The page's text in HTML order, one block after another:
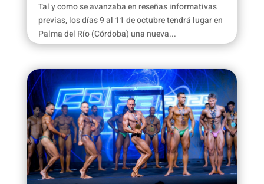
Tal y como se avanzaba en reseñas informativas
previas, los días 9 al 11 de octubre tendrá lugar en
Palma del Río (Córdoba) una nueva...